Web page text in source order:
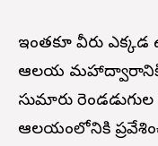
ఇంతకూ వీరు
ఆలయ మహాద్వారానికి
సుమారు
ఆలయంలోనికి